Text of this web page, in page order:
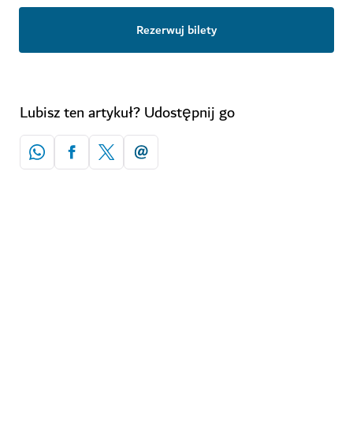
Rezerwuj bilety
Lubisz ten artykuł? Udostępnij go